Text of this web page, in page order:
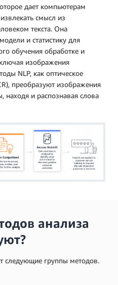
дает компьютерам
смысл из
текста. Она
и статистику для
обучения обработке и
изображения
NLP, как оптическое
преобразуют изображения
находя и распознавая слова
анализа
следующие группы методов.